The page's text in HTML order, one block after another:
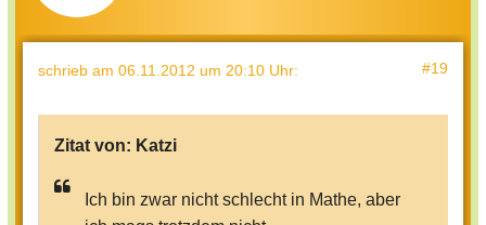
schrieb am 06.11.2012 um 20:10 Uhr: #19
Zitat von: Katzi
Ich bin zwar nicht schlecht in Mathe, aber